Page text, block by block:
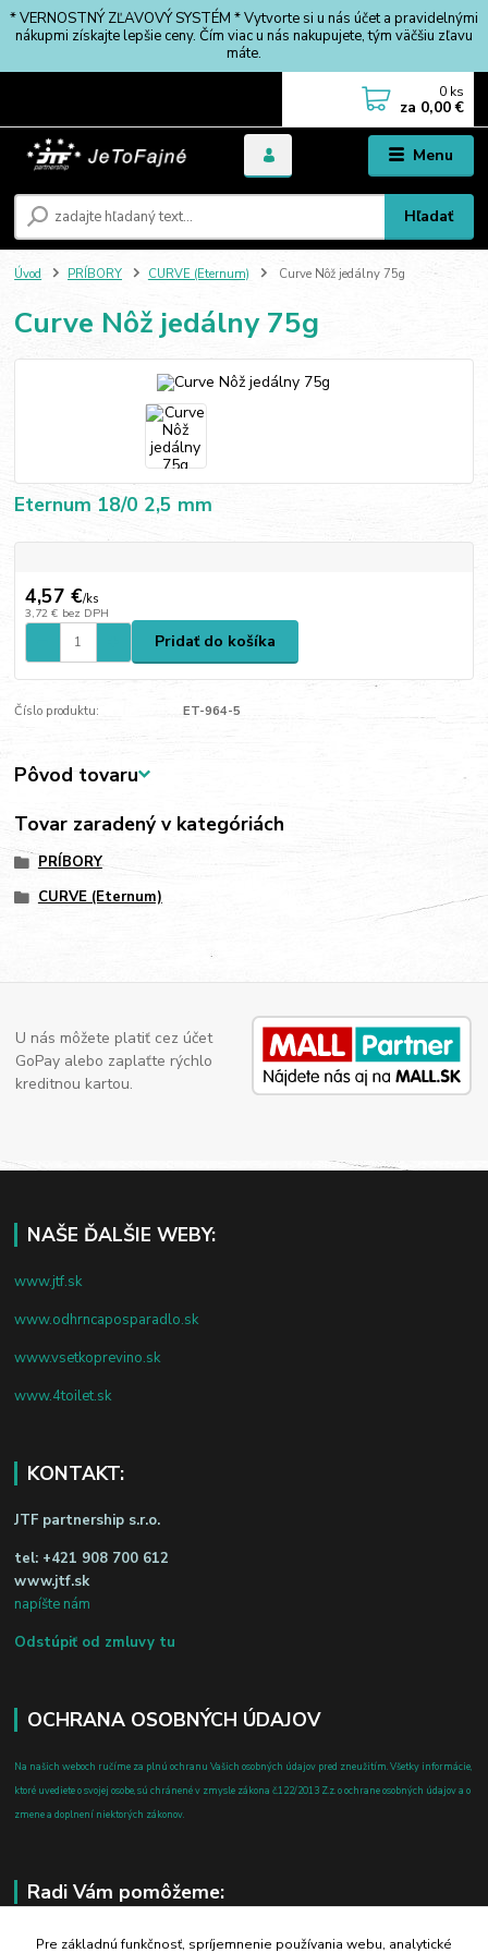
* VERNOSTNÝ ZĽAVOVÝ SYSTÉM * Vytvorte si u nás účet a pravidelnými
nákupmi získajte lepšie ceny. Čím viac u nás nakupujete, tým väčšiu zľavu
máte.
Menu
Hľadať
0 ks
za 0,00 €
Úvod PRÍBORY CURVE (Eternum) Curve Nôž jedálny 75g
Curve Nôž jedálny 75g
Eternum 18/0 2,5 mm
4,57 €/ks
3,72 € bez DPH
Pridať do košíka
Číslo produktu: ET-964-5
Pôvod tovaru
Tovar zaradený v kategóriách
PRÍBORY
CURVE (Eternum)
U nás môžete platiť cez účet
GoPay alebo zaplaťte rýchlo
kreditnou kartou.
NAŠE ĎALŠIE WEBY:
www.jtf.sk
www.odhrncaposparadlo.sk
www.vsetkoprevino.sk
www.4toilet.sk
KONTAKT:
JTF partnership s.r.o.
tel: +421 908 700 612
www.jtf.sk
napíšte nám
Odstúpiť od zmluvy tu
OCHRANA OSOBNÝCH ÚDAJOV
Na našich weboch ručíme za plnú ochranu Vašich osobných údajov pred zneužitím. Všetky informácie,
ktoré uvediete o svojej osobe, sú chránené v zmysle zákona č.122/2013 Z.z. o ochrane osobných údajov a o
zmene a doplnení niektorých zákonov.
Radi Vám pomôžeme:
+421 908 700 612
Pre základnú funkčnosť, spríjemnenie používania webu, analytické